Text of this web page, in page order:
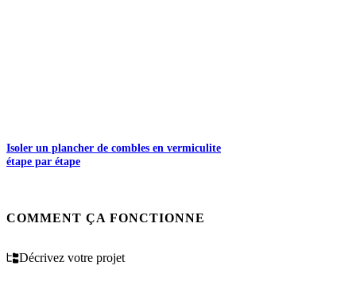
Isoler un plancher de combles en vermiculite
étape par étape
COMMENT ÇA FONCTIONNE
Décrivez votre projet